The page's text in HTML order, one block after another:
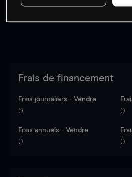
Frais de financement
Frais journaliers - Vendre
0 0
Frais annuels - Vendre
0 0